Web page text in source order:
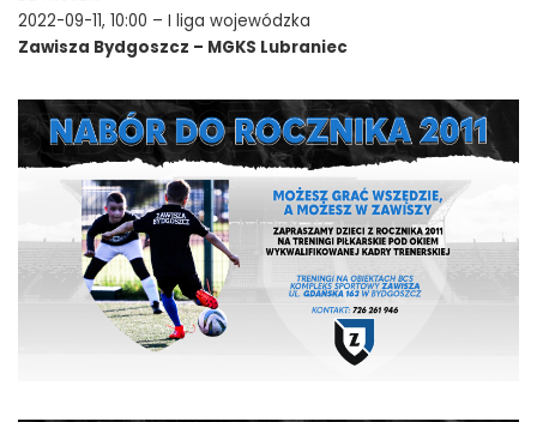
2022-09-11, 10:00 – I liga wojewódzka
Zawisza Bydgoszcz – MGKS Lubraniec